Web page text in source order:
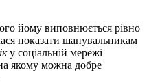
йому виповнюється рівно
показати шанувальникам
у соціальній мережі
якому можна добре